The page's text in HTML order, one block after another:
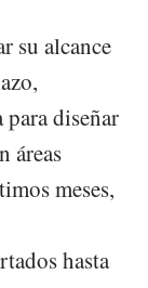
su alcance
diseñar
áreas
meses,
hasta